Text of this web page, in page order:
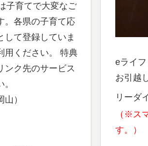
eライ
お引越
リーダ
（※ス
す。）
子育てで大変なご
。各県の子育て応
して登録していま
用ください。 特典
ンク先のサービス
山）